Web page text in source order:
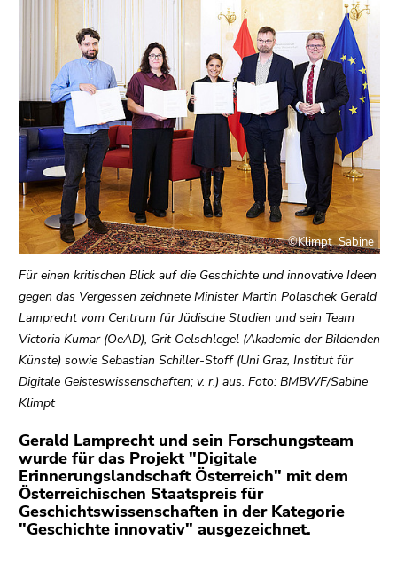
Sie diesen
Link.
Zum
Inhalt
(Zugriffstaste
1)
Zur
Positionsanzeige
(Zugriffstaste
2)
Zur
Hauptnavigation
(Zugriffstaste
3)
Zu
den
Zusatzinformationen
(Zugriffstaste
Zu
den
Seiteneinstellungen
(Benutzer/Sprache)
(Zugriffstaste
©Klimpt_Sabine
Für einen kritischen Blick auf die Geschichte und innovative Ideen
gegen das Vergessen zeichnete Minister Martin Polaschek Gerald
Lamprecht vom Centrum für Jüdische Studien und sein Team
Victoria Kumar (OeAD), Grit Oelschlegel (Akademie der Bildenden
Künste) sowie Sebastian Schiller-Stoff (Uni Graz, Institut für
Digitale Geisteswissenschaften; v. r.) aus. Foto: BMBWF/Sabine
Klimpt
Gerald Lamprecht und sein Forschungsteam
wurde für das Projekt "Digitale
Erinnerungslandschaft Österreich" mit dem
Österreichischen Staatspreis für
Geschichtswissenschaften in der Kategorie
"Geschichte innovativ" ausgezeichnet.